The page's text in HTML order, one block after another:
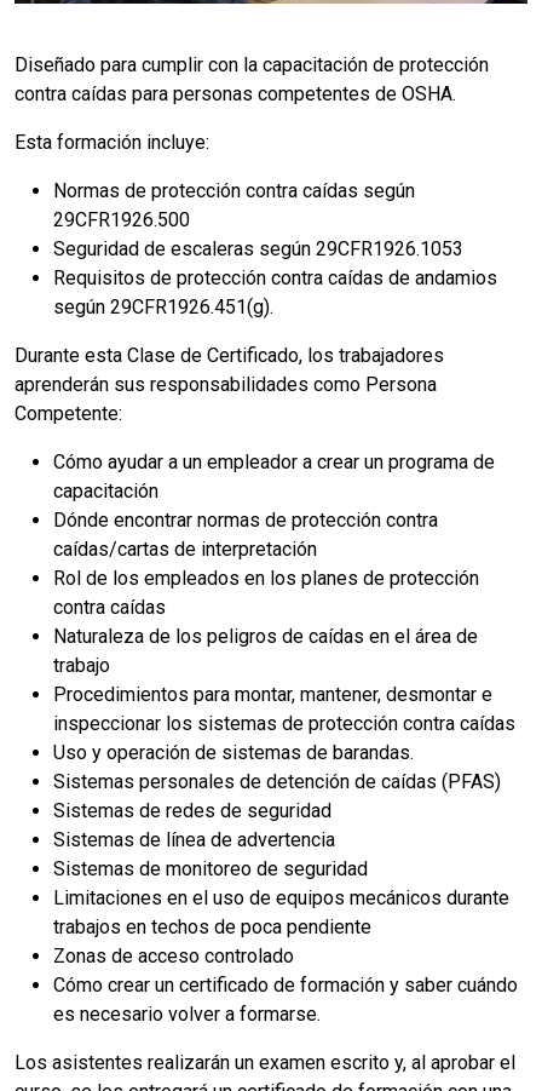
Diseñado para cumplir con la capacitación de protección
contra caídas para personas competentes de OSHA.
Esta formación incluye:
Normas de protección contra caídas según
29CFR1926.500
Seguridad de escaleras según 29CFR1926.1053
Requisitos de protección contra caídas de andamios
según 29CFR1926.451(g).
Durante esta Clase de Certificado, los trabajadores
aprenderán sus responsabilidades como Persona
Competente:
Cómo ayudar a un empleador a crear un programa de
capacitación
Dónde encontrar normas de protección contra
caídas/cartas de interpretación
Rol de los empleados en los planes de protección
contra caídas
Naturaleza de los peligros de caídas en el área de
trabajo
Procedimientos para montar, mantener, desmontar e
inspeccionar los sistemas de protección contra caídas
Uso y operación de sistemas de barandas.
Sistemas personales de detención de caídas (PFAS)
Sistemas de redes de seguridad
Sistemas de línea de advertencia
Sistemas de monitoreo de seguridad
Limitaciones en el uso de equipos mecánicos durante
trabajos en techos de poca pendiente
Zonas de acceso controlado
Cómo crear un certificado de formación y saber cuándo
es necesario volver a formarse.
Los asistentes realizarán un examen escrito y, al aprobar el